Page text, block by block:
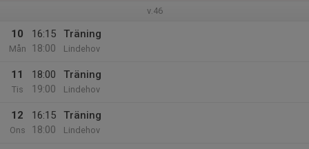
v.46
10
Mån
16:15
18:00
Träning
Lindehov
11
Tis
18:00
19:00
Träning
Lindehov
12
Ons
16:15
18:00
Träning
Lindehov